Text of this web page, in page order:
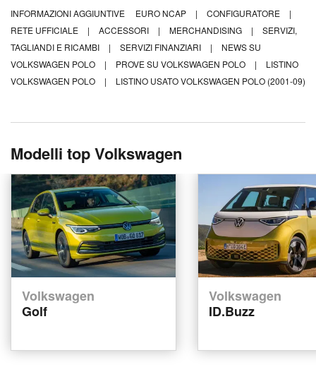
INFORMAZIONI AGGIUNTIVE EURO NCAP | CONFIGURATORE
|
RETE UFFICIALE
| ACCESSORI | MERCHANDISING |
SERVIZI,
TAGLIANDI E RICAMBI
| SERVIZI FINANZIARI |
NEWS SU
VOLKSWAGEN POLO
| PROVE SU VOLKSWAGEN POLO |
LISTINO
VOLKSWAGEN POLO
| LISTINO USATO VOLKSWAGEN POLO (2001-09)
Modelli top Volkswagen
Volkswagen
Golf
Volkswagen
ID.Buzz